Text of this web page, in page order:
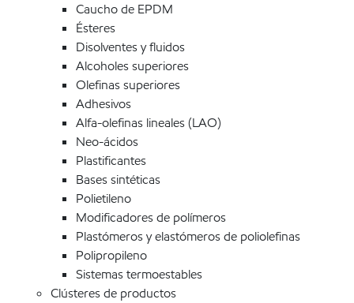
Caucho de EPDM
Ésteres
Disolventes y fluidos
Alcoholes superiores
Olefinas superiores
Adhesivos
Alfa-olefinas lineales (LAO)
Neo-ácidos
Plastificantes
Bases sintéticas
Polietileno
Modificadores de polímeros
Plastómeros y elastómeros de poliolefinas
Polipropileno
Sistemas termoestables
Clústeres de productos